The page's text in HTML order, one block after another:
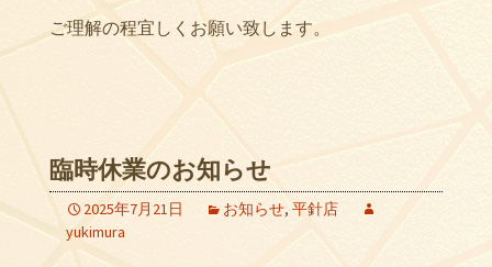
ご理解の程宜しくお願い致します。
臨時休業のお知らせ
2025年7月21日 お知らせ, 平針店
yukimura